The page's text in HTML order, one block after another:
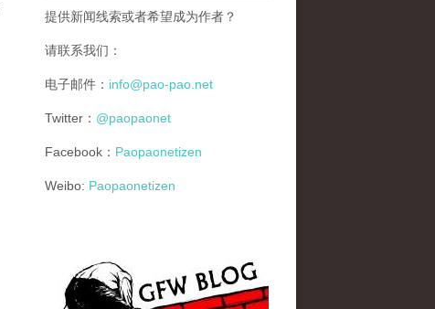
提供新闻线索或者希望成为作者？
请联系我们：
电子邮件： info@pao-pao.net
Twitter： @paopaonet
Facebook： Paopaonetizen
Weibo: Paopaonetizen
gfw_blog_small.jpg